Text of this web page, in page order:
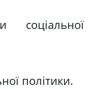
політики.